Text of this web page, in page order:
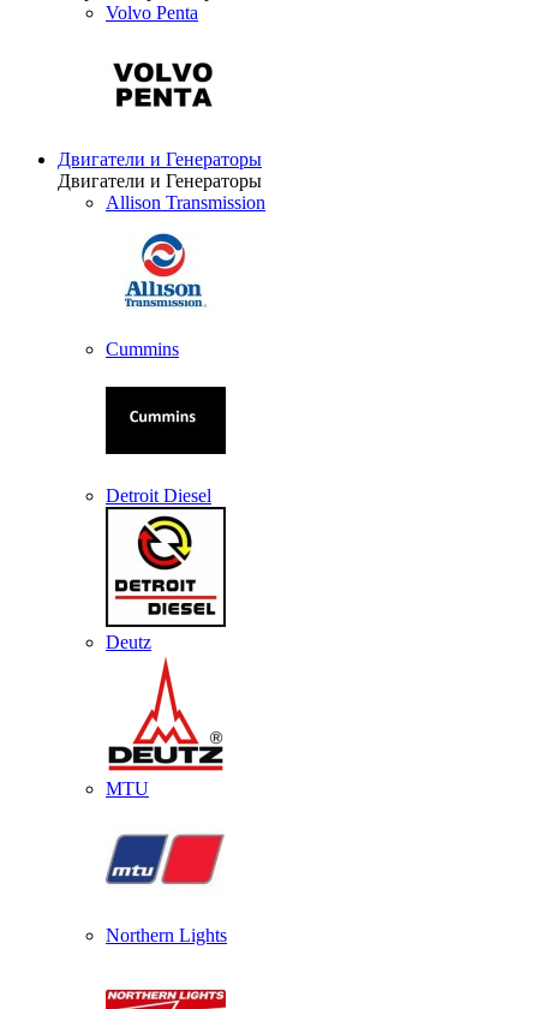
Volvo Penta
Двигатели и Генераторы
Двигатели и Генераторы
Allison Transmission
Cummins
Detroit Diesel
Deutz
MTU
Northern Lights